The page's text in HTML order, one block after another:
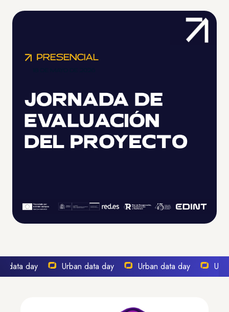
data day Urban data day Urban data day